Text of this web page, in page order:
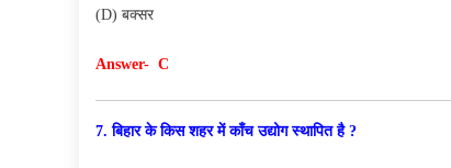
(D) बक्सर
Answer- C
7. बिहार के किस शहर में काँच उद्योग स्थापित है ?